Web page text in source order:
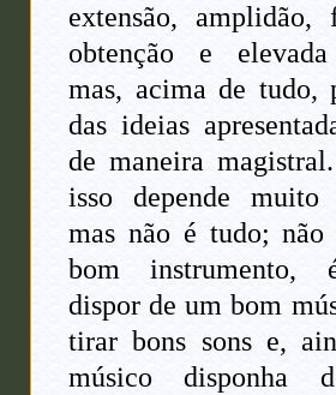
extensão, amplidão,
obtenção e
mas, acima de tudo,
das ideias
de maneira
isso depende muito
mas não é tudo; não
bom instrumento,
dispor de um bom
tirar bons sons e,
músico disponha